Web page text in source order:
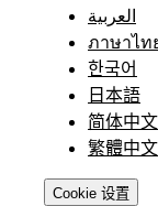
العربية
ภาษาไท
한국어
日本語
简体中文
繁體中文
Cookie 设置